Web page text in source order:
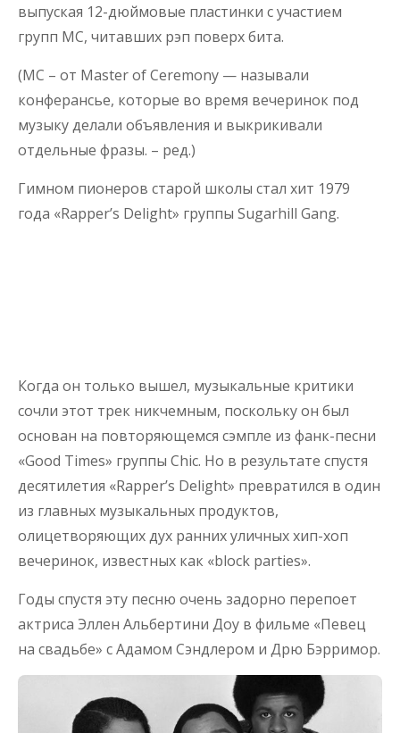
выпуская 12-дюймовые пластинки с участием
групп MC, читавших рэп поверх бита.
(MC – от Master of Ceremony — называли
конферансье, которые во время вечеринок под
музыку делали объявления и выкрикивали
отдельные фразы. – ред.)
Гимном пионеров старой школы стал хит 1979
года «Rapper’s Delight» группы Sugarhill Gang.
Когда он только вышел, музыкальные критики
сочли этот трек никчемным, поскольку он был
основан на повторяющемся сэмпле из фанк-песни
«Good Times» группы Chic. Но в результате спустя
десятилетия «Rapper’s Delight» превратился в один
из главных музыкальных продуктов,
олицетворяющих дух ранних уличных хип-хоп
вечеринок, известных как «block parties».
Годы спустя эту песню очень задорно перепоет
актриса Эллен Альбертини Доу в фильме «Певец
на свадьбе» с Адамом Сэндлером и Дрю Бэрримор.